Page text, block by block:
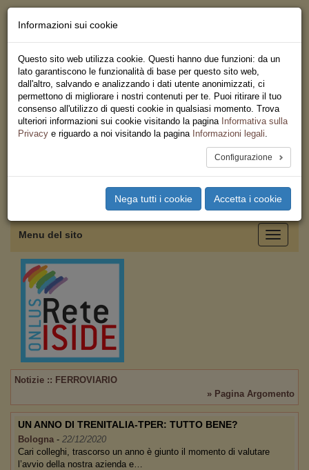
Servizi
Iscriviti
Ricerca
Area Stampa
Privacy
Federazione Regionale USB
Emilia Romagna
Toggle
Menu del sito
Notizie :: FERROVIARIO
» Pagina Argomento
UN ANNO DI TRENITALIA-TPER: TUTTO BENE?
Bologna - 22/12/2020
Cari colleghi, trascorso un anno è giunto il momento di valutare
l’avvio della nostra azienda e…
Informazioni sui cookie
Questo sito web utilizza cookie. Questi hanno due funzioni: da un
lato garantiscono le funzionalità di base per questo sito web,
dall'altro, salvando e analizzando i dati utente anonimizzati, ci
permettono di migliorare i nostri contenuti per te. Puoi ritirare il tuo
consenso all'utilizzo di questi cookie in qualsiasi momento. Trova
ulteriori informazioni sui cookie visitando la pagina Informativa sulla
Privacy e riguardo a noi visitando la pagina Informazioni legali.
Configurazione
Nega tutti i cookie Accetta i cookie